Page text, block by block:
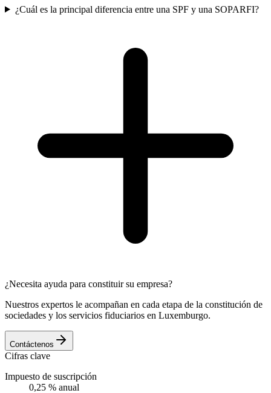
¿Cuál es la principal diferencia entre una SPF y una SOPARFI?
¿Necesita ayuda para constituir su empresa?
Nuestros expertos le acompañan en cada etapa de la constitución de
sociedades y los servicios fiduciarios en Luxemburgo.
Contáctenos
Cifras clave
Impuesto de suscripción
0,25 % anual